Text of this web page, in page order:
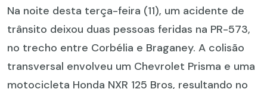
Na noite desta terça-feira (11), um acidente de
trânsito deixou duas pessoas feridas na PR-573,
no trecho entre Corbélia e Braganey. A colisão
transversal envolveu um Chevrolet Prisma e uma
motocicleta Honda NXR 125 Bros, resultando no